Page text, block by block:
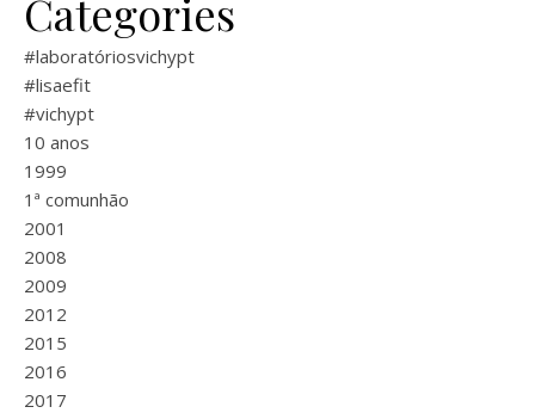
Categories
#laboratóriosvichypt
#lisaefit
#vichypt
10 anos
1999
1ª comunhão
2001
2008
2009
2012
2015
2016
2017